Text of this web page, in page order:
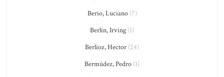
Berio, Luciano(7)
Berlin, Irving (1)
Berlioz, Hector (24)
Bermúdez, Pedro (1)